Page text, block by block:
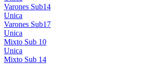
Varones Sub14
Unica
Varones Sub17
Unica
Mixto Sub 10
Unica
Mixto Sub 14